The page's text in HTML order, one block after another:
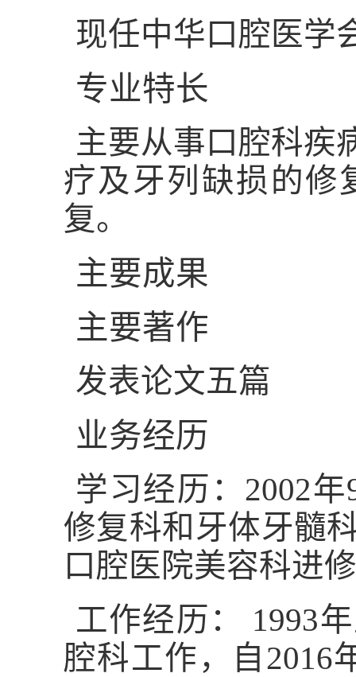
现任中华口腔医学
专业特长
主要从事口腔科疾
疗及牙列缺损的修
复。
主要成果
主要著作
发表论文五篇
业务经历
学习经历：2002
修复科和牙体牙髓
口腔医院美容科进
工作经历：
1993
腔科工作，自 2016